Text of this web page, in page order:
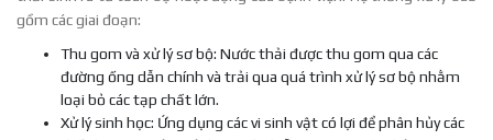
gồm các giai đoạn:
Thu gom và xử lý sơ bộ: Nước thải được thu gom qua các
đường ống dẫn chính và trải qua quá trình xử lý sơ bộ nhằm
loại bỏ các tạp chất lớn.
Xử lý sinh học: Ứng dụng các vi sinh vật có lợi để phân hủy các